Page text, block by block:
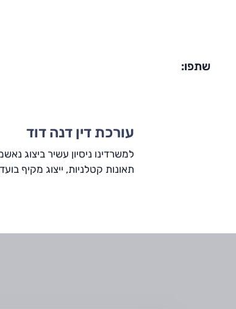
שתפו:
עורכת דין דנה דוד
למשרדינו ניסיון עשיר ביצוג
תאונות קטלניות, ייצוג מקיף